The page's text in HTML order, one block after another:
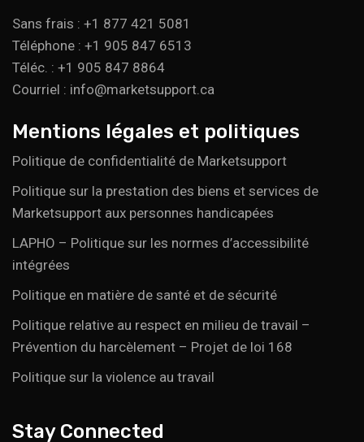
Sans frais : +1 877 421 5081
Téléphone : +1 905 847 6513
Téléc. : +1 905 847 8864
Courriel : info@marketsupport.ca
Mentions légales et politiques
Politique de confidentialité de Marketsupport
Politique sur la prestation des biens et services de
Marketsupport aux personnes handicapées
LAPHO – Politique sur les normes d’accessibilité
intégrées
Politique en matière de santé et de sécurité
Politique relative au respect en milieu de travail –
Prévention du harcèlement – Projet de loi 168
Politique sur la violence au travail
Stay Connected